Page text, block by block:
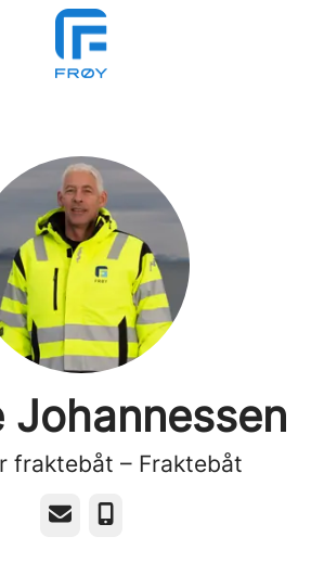
Johannessen
fraktebåt – Fraktebåt
E-postTelefonnummer